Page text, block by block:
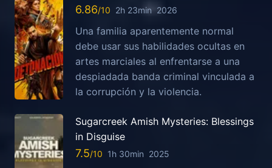
6.86 2h 23min 2026
Una familia aparentemente normal
debe usar sus habilidades ocultas en
artes marciales al enfrentarse a una
despiadada banda criminal vinculada a
la corrupción y la violencia.
Sugarcreek Amish Mysteries: Blessings
in Disguise
7.5 1h 30min 2025